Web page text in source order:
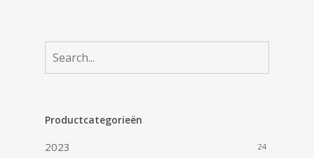
Productcategorieën
2023 24